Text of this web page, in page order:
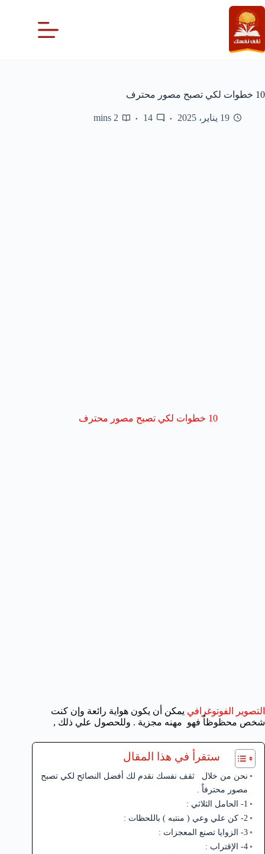
التجاوز
إلى
المحتوى
10 خطوات لكي تصبح مصور محترف
19 يناير، 2025 14
2 mins
10 خطوات لكي تصبح مصور محترف
التصوير الفوتوغرافي يمكن أن يكون هواية رائعة وإن كنت
شخص محظوظاٌ فهو مهنه مجزية . وللحصول علي ذلك ,
ستقرأ في هذا المقال
نحن من خلال ثقف نفسك نقدم لك أفضل النصائح لكي تصبح
مصور محترفاٌ .
1- الحامل الثلاثي :
2- كن علي وعي ( منتبه ) باللحظات :
3- الزوايا تصنع المعجزات :
4- الإقتراب :